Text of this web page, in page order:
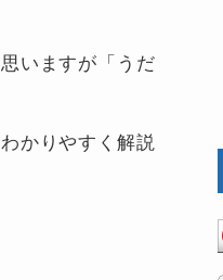
いますが「うだ
かりやすく解説